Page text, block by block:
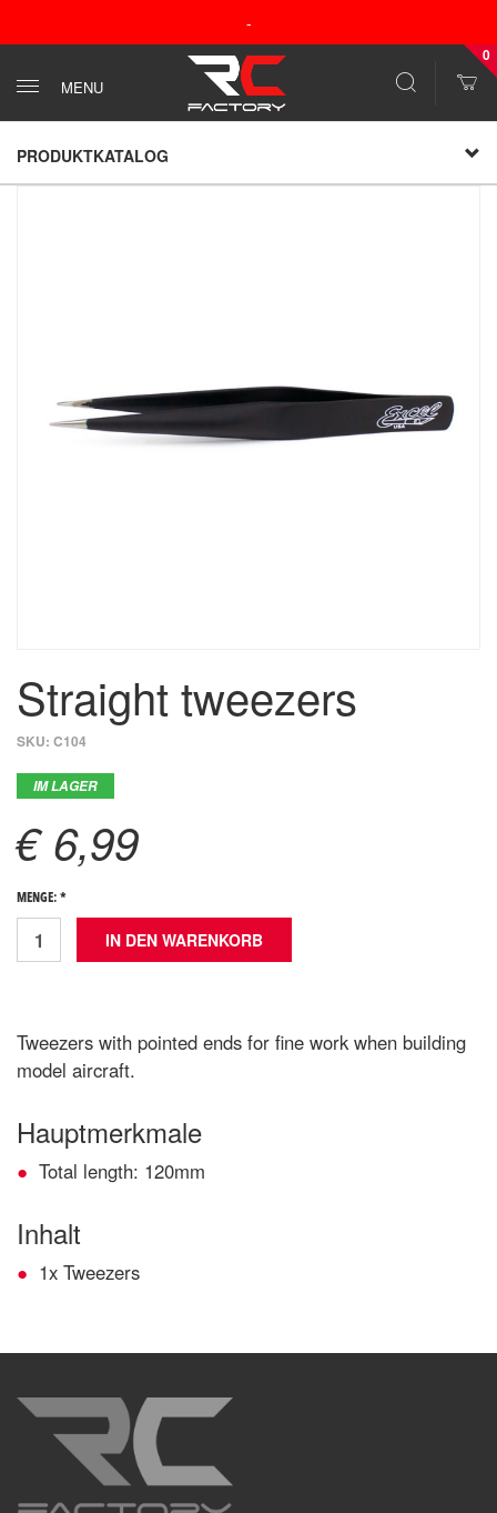
-
MENU
0
PRODUKTKATALOG
Straight tweezers
SKU: C104
IM LAGER
€ 6,99
MENGE: *
Tweezers with pointed ends for fine work when building
model aircraft.
Hauptmerkmale
Total length: 120mm
Inhalt
1x Tweezers